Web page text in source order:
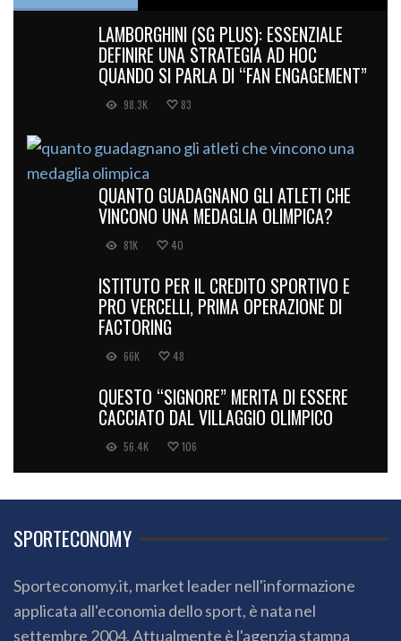
LAMBORGHINI (SG PLUS): ESSENZIALE
DEFINIRE UNA STRATEGIA AD HOC
QUANDO SI PARLA DI “FAN ENGAGEMENT”
98.3K 83
QUANTO GUADAGNANO GLI ATLETI CHE
VINCONO UNA MEDAGLIA OLIMPICA?
81K 40
ISTITUTO PER IL CREDITO SPORTIVO E
PRO VERCELLI, PRIMA OPERAZIONE DI
FACTORING
66K 48
QUESTO “SIGNORE” MERITA DI ESSERE
CACCIATO DAL VILLAGGIO OLIMPICO
56.4K 106
SPORTECONOMY
Sporteconomy.it, market leader nell'informazione
applicata all'economia dello sport, è nata nel
settembre 2004. Attualmente è l'agenzia stampa